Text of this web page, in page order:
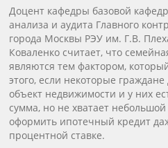
Доцент кафедры базовой
анализа и аудита Главного
города Москвы РЭУ им. Г.В.
Коваленко считает, что
являются тем фактором,
этого, если некоторые
объект недвижимости и у них
сумма, но не хватает
оформить ипотечный кредит
процентной ставке.